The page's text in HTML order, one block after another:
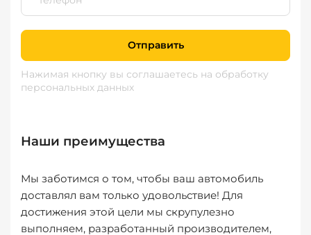
Отправить
Нажимая кнопку вы соглашаетесь на обработку
персональных данных
Наши преимущества
Мы заботимся о том, чтобы ваш автомобиль
доставлял вам только удовольствие! Для
достижения этой цели мы скрупулезно
выполняем, разработанный производителем,